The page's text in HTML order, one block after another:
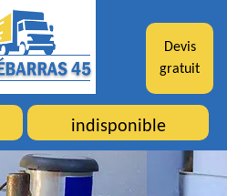
Devis
gratuit
indisponible